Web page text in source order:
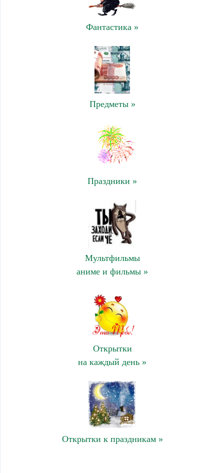
Фантастика »
Предметы »
Праздники »
Мультфильмы
аниме и фильмы »
Открытки
на каждый день »
Открытки к праздникам »